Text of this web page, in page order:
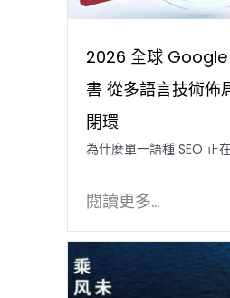
2026 全球 Google
書 從多語言技術佈
閉環
為什麼單一語種 SEO 正
閱讀更多...